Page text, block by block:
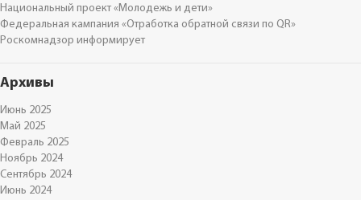
Национальный проект «Молодежь и дети»
Федеральная кампания «Отработка обратной связи по QR»
Роскомнадзор информирует
Архивы
Июнь 2025
Май 2025
Февраль 2025
Ноябрь 2024
Сентябрь 2024
Июнь 2024